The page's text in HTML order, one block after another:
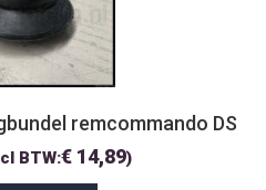
remcommando DS
BTW:€14,89)